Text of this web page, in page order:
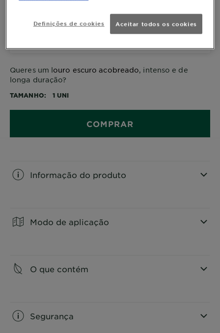
6.41 Louro Acobreado
Queres um louro escuro acobreado , intenso e de
longa duração?
TAMANHO 1 UNI
COMPRAR
Informação do produto
Modo de aplicação
O que contém
Segurança
Definições de cookies Aceitar todos os cookies